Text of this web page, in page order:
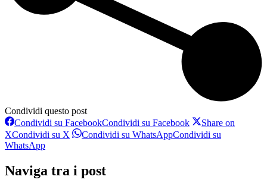
Condividi questo post
Condividi su FacebookCondividi su Facebook
Share on
XCondividi su X Condividi su WhatsAppCondividi su
WhatsApp
Naviga tra i post